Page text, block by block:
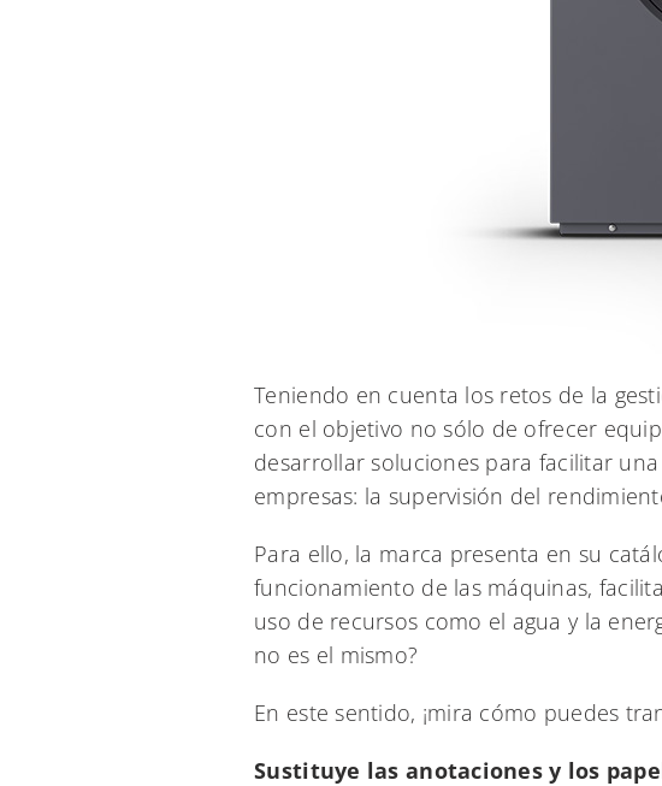
Teniendo en cuenta los retos de la
con el objetivo no sólo de ofrecer
desarrollar soluciones para facilitar
empresas: la supervisión del
Para ello, la marca presenta en su
funcionamiento de las máquinas,
uso de recursos como el agua y la
no es el mismo?
En este sentido, ¡mira cómo puedes
Sustituye las anotaciones y los